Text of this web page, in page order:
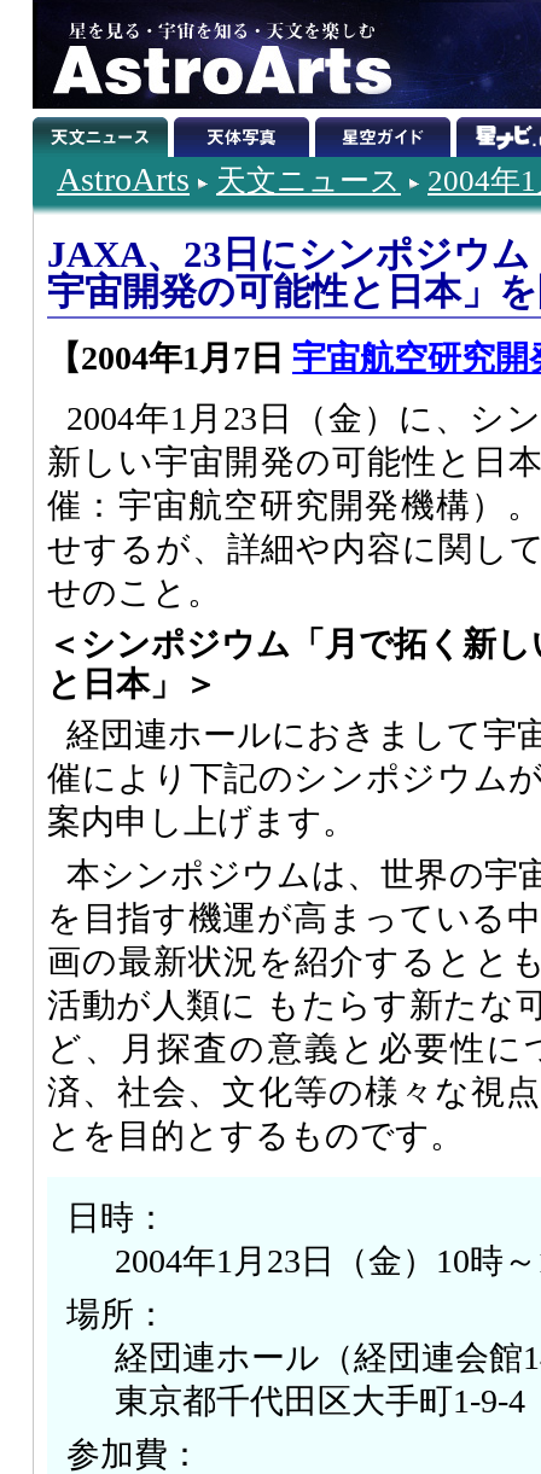
AstroArts 天文ニュース 2004年
JAXA、23日にシンポジウ
宇宙開発の可能性と日本」
【2004年1月7日 宇宙航空研究開
2004年1月23日（金）に、シ
新しい宇宙開発の可能性と日
催：宇宙航空研究開発機構）
せするが、詳細や内容に関し
せのこと。
＜シンポジウム「月で拓く新
と日本」＞
経団連ホールにおきまして宇
催により下記のシンポジウム
案内申し上げます。
本シンポジウムは、世界の宇
を目指す機運が高まっている
画の最新状況を紹介するとと
活動が人類に もたらす新たな
ど、月探査の意義と必要性に
済、社会、文化等の様々な視
とを目的とするものです。
日時：
2004年1月23日（金）10時
場所：
経団連ホール（経団連会館
東京都千代田区大手町1-9-4
参加費：